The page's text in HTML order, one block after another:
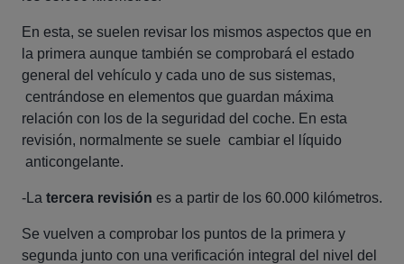
En esta, se suelen revisar los mismos aspectos que en
la primera aunque también se comprobará el estado
general del vehículo y cada uno de sus sistemas,
centrándose en elementos que guardan máxima
relación con los de la seguridad del coche. En esta
revisión, normalmente se suele cambiar el líquido
anticongelante.
-La tercera revisión es a partir de los 60.000 kilómetros.
Se vuelven a comprobar los puntos de la primera y
segunda junto con una verificación integral del nivel del